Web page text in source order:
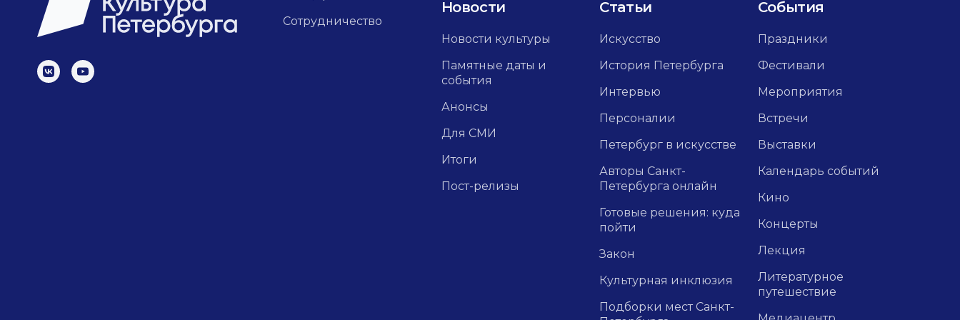
Сотрудничество
Новости
Новости культуры
Памятные даты и
события
Анонсы
Для СМИ
Итоги
Пост-релизы
Статьи
Искусство
История Петербурга
Интервью
Персоналии
Петербург в искусстве
Авторы Санкт-
Петербурга онлайн
Готовые решения: куда
пойти
Закон
Культурная инклюзия
Подборки мест Санкт-
События
Праздники
Фестивали
Мероприятия
Встречи
Выставки
Календарь событий
Кино
Концерты
Лекция
Литературное
путешествие